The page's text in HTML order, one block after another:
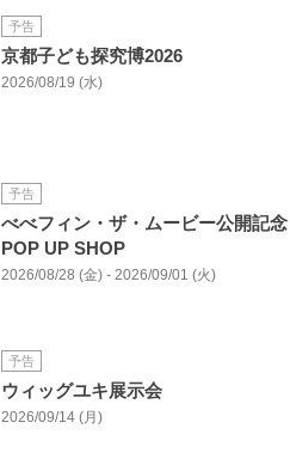
予告
京都子ども探究博2026
2026/08/19 (水)
予告
べべフィン・ザ・ムービー公開記
POP UP SHOP
2026/08/28 (金) - 2026/09/01 (火)
予告
ウィッグユキ展示会
2026/09/14 (月)